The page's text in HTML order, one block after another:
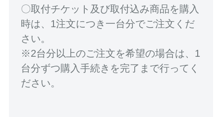
〇取付チケット及び取付込み商品を購入
時は、1注文につき一台分でご注文くだ
さい。
※2台分以上のご注文を希望の場合は、1
台分ずつ購入手続きを完了まで行ってく
ださい。